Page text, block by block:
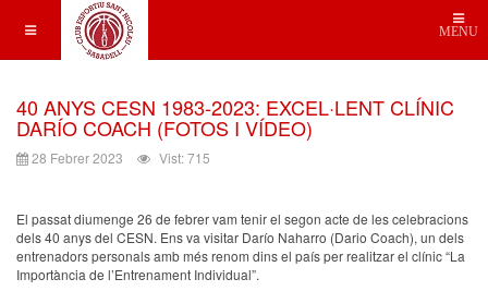
MENU
40 ANYS CESN 1983-2023: EXCEL·LENT CLÍNIC
DARÍO COACH (FOTOS I VÍDEO)
28 Febrer 2023 Vist: 715
El passat diumenge 26 de febrer vam tenir el segon acte de les celebracions
dels 40 anys del CESN. Ens va visitar Darío Naharro (Dario Coach), un dels
entrenadors personals amb més renom dins el país per realitzar el clínic “La
Importància de l’Entrenament Individual”.